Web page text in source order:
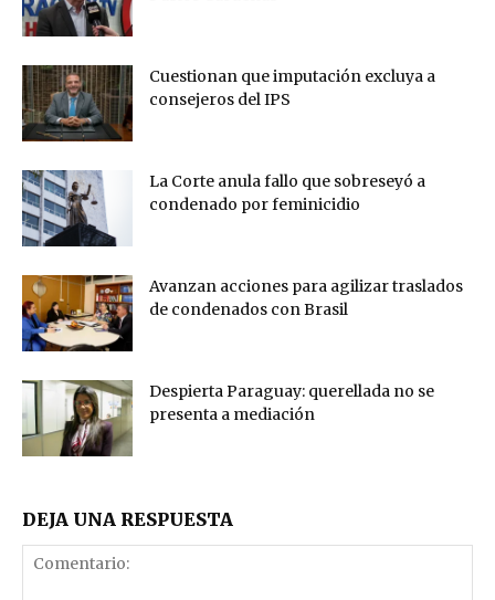
Cuestionan que imputación excluya a
consejeros del IPS
La Corte anula fallo que sobreseyó a
condenado por feminicidio
Avanzan acciones para agilizar traslados
de condenados con Brasil
Despierta Paraguay: querellada no se
presenta a mediación
DEJA UNA RESPUESTA